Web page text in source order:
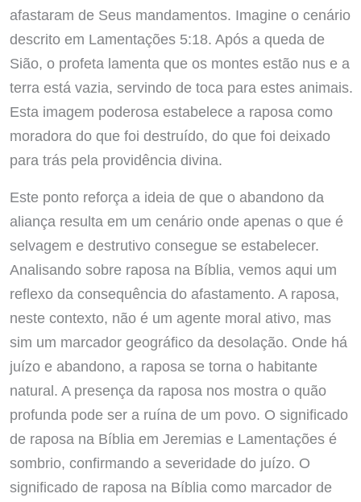
afastaram de Seus mandamentos. Imagine o cenário
descrito em Lamentações 5:18. Após a queda de
Sião, o profeta lamenta que os montes estão nus e a
terra está vazia, servindo de toca para estes animais.
Esta imagem poderosa estabelece a raposa como
moradora do que foi destruído, do que foi deixado
para trás pela providência divina.
Este ponto reforça a ideia de que o abandono da
aliança resulta em um cenário onde apenas o que é
selvagem e destrutivo consegue se estabelecer.
Analisando sobre raposa na Bíblia, vemos aqui um
reflexo da consequência do afastamento. A raposa,
neste contexto, não é um agente moral ativo, mas
sim um marcador geográfico da desolação. Onde há
juízo e abandono, a raposa se torna o habitante
natural. A presença da raposa nos mostra o quão
profunda pode ser a ruína de um povo. O significado
de raposa na Bíblia em Jeremias e Lamentações é
sombrio, confirmando a severidade do juízo. O
significado de raposa na Bíblia como marcador de